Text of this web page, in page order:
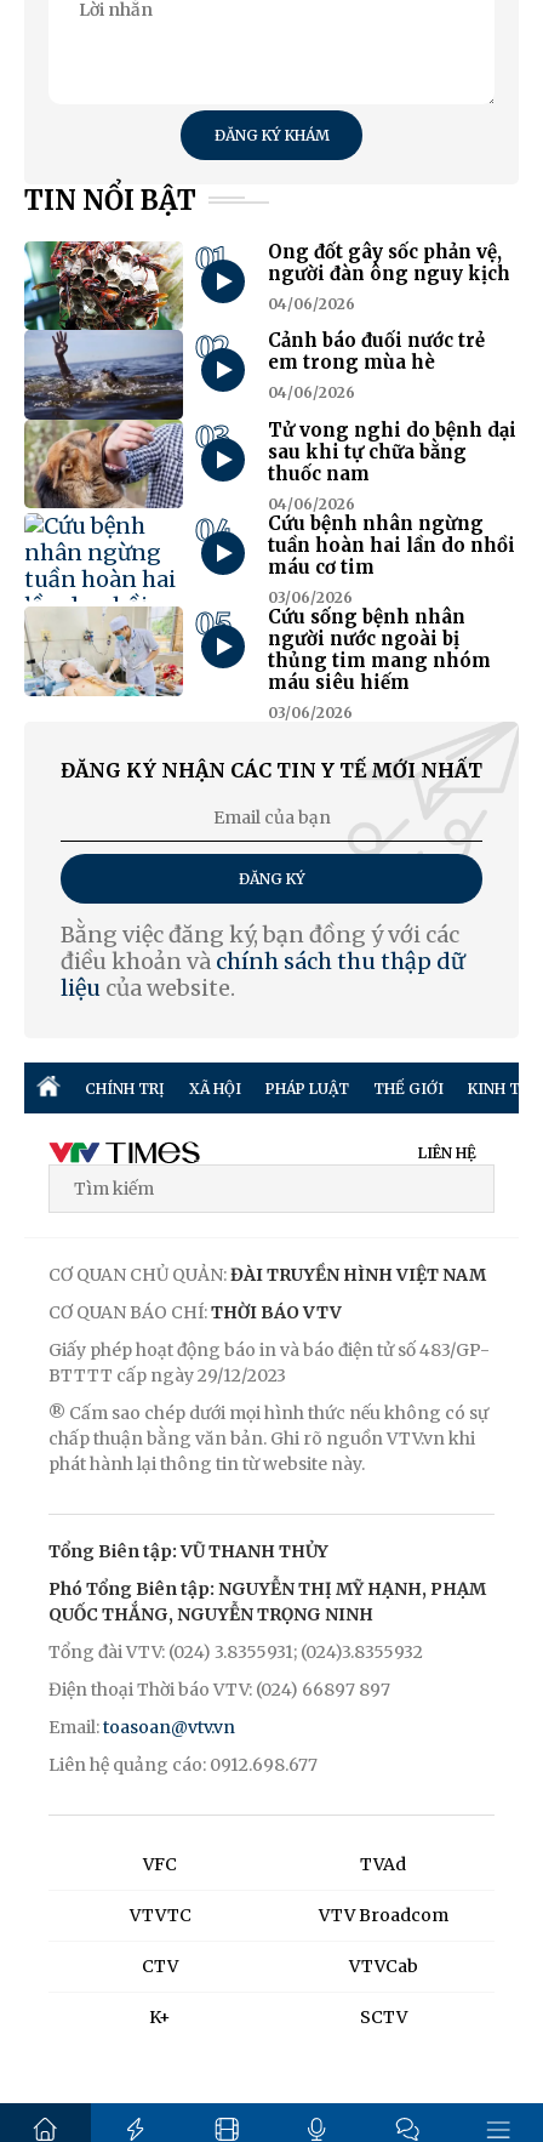
ĐĂNG KÝ KHÁM
TIN NỔI BẬT
01
Ong đốt gây sốc phản vệ,
người đàn ông nguy kịch
04/06/2026
02
Cảnh báo đuối nước trẻ
em trong mùa hè
04/06/2026
03
Tử vong nghi do bệnh dại
sau khi tự chữa bằng
thuốc nam
04/06/2026
04
Cứu bệnh nhân ngừng
tuần hoàn hai lần do nhồi
máu cơ tim
03/06/2026
05
Cứu sống bệnh nhân
người nước ngoài bị
thủng tim mang nhóm
máu siêu hiếm
03/06/2026
ĐĂNG KÝ NHẬN CÁC TIN Y TẾ MỚI NHẤT
ĐĂNG KÝ
Bằng việc đăng ký, bạn đồng ý với các
điều khoản và chính sách thu thập dữ
liệu của website.
CHÍNH TRỊ XÃ HỘI PHÁP LUẬT THẾ GIỚI KINH TẾ
LIÊN HỆ
CƠ QUAN CHỦ QUẢN:ĐÀI TRUYỀN HÌNH VIỆT NAM
CƠ QUAN BÁO CHÍ:THỜI BÁO VTV
Giấy phép hoạt động báo in và báo điện tử số 483/GP-
BTTTT cấp ngày 29/12/2023
® Cấm sao chép dưới mọi hình thức nếu không có sự
chấp thuận bằng văn bản. Ghi rõ nguồn VTV.vn khi
phát hành lại thông tin từ website này.
Tổng Biên tập: VŨ THANH THỦY
Phó Tổng Biên tập: NGUYỄN THỊ MỸ HẠNH, PHẠM
QUỐC THẮNG, NGUYỄN TRỌNG NINH
Tổng đài VTV: (024) 3.8355931; (024)3.8355932
Điện thoại Thời báo VTV: (024) 66897 897
Email:toasoan@vtv.vn
Liên hệ quảng cáo: 0912.698.677
VFC
VTVTC
CTV
K+
TVAd
VTV Broadcom
VTVCab
SCTV